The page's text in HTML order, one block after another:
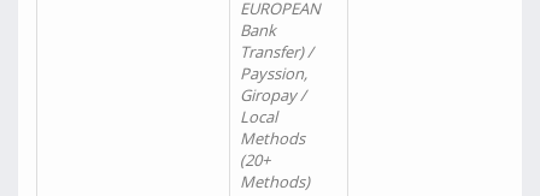
EUROPEAN
Bank
Transfer) /
Payssion,
Giropay /
Local
Methods
(20+
Methods)